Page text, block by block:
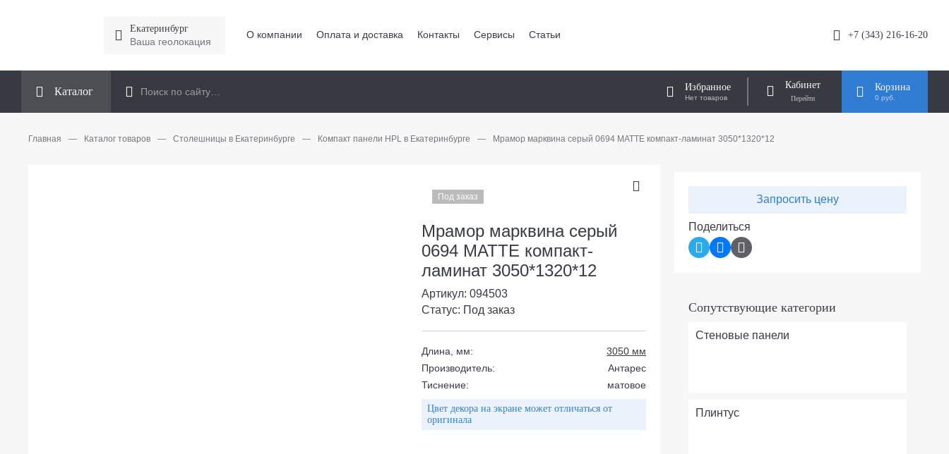
Екатеринбург
Ваша геолокация
О компании Оплата и доставка Контакты Сервисы Статьи +7 (343) 216-16-20
Каталог Избранное
Нет товаров
Кабинет Корзина
0 руб.
Главная — Каталог товаров — Столешницы в Екатеринбурге — Компакт панели HPL в Екатеринбурге — Мрамор марквина серый 0694 МАТТЕ компакт-ламинат 3050*1320*12
Запросить цену
Поделиться
Сопутствующие категории
Стеновые панели
Плинтус
Под заказ
Мрамор марквина серый
0694 МАТТЕ компакт-
ламинат 3050*1320*12
Артикул: 094503
Статус: Под заказ
Длина, мм:
3050 мм
Производитель:
Антарес
Тиснение:
матовое
Цвет декора на экране может отличаться от
оригинала